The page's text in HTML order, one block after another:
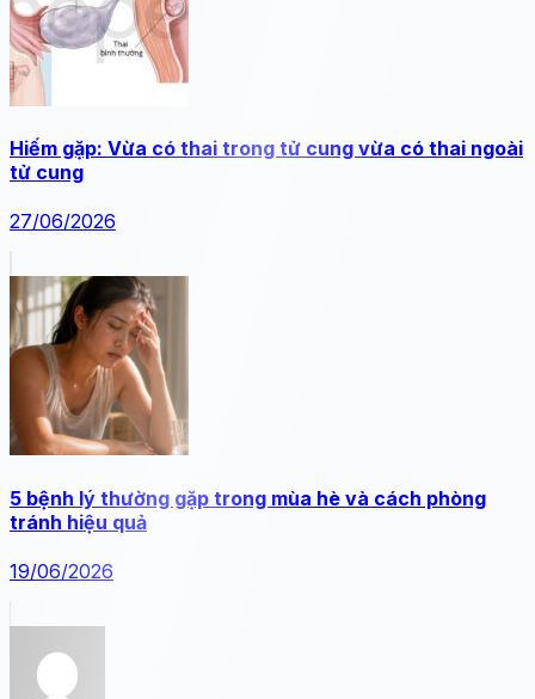
Hiếm gặp: Vừa có thai trong tử cung vừa có thai ngoài
tử cung
27/06/2026
5 bệnh lý thường gặp trong mùa hè và cách phòng
tránh hiệu quả
19/06/2026